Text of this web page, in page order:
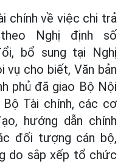
chính về việc chi trả
Nghị định số
bổ sung tại Nghị
vụ cho biết, Văn bản
phủ đã giao Bộ Nội
Tài chính, các cơ
hướng dẫn chính
đối tượng cán bộ,
do sắp xếp tổ chức